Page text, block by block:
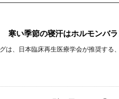
寒い季節の寝汗はホルモンバ
は、日本臨床再生医療学会が推奨する